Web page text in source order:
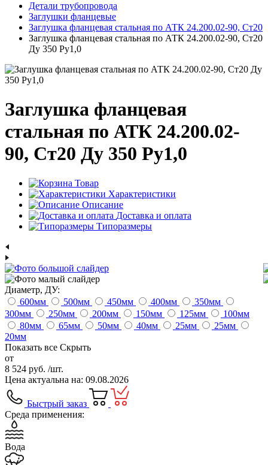
Детали трубопровода
Заглушки фланцевые
Заглушка фланцевая стальная по АТК 24.200.02-90, Ст20
Заглушка фланцевая стальная по АТК 24.200.02-90, Ст20
Ду 350 Ру1,0
Заглушка фланцевая
стальная по АТК 24.200.02-
90, Ст20 Ду 350 Ру1,0
Товар
Характеристики
Описание
Доставка и оплата
Типоразмеры
Диаметр, ДУ:
600мм 500мм 450мм 400мм 350мм
300мм 250мм 200мм 150мм 125мм 100мм
80мм 65мм 50мм 40мм 25мм 25мм
20мм
Показать все Скрыть
от
8 524 руб. /шт.
Цена актуальна на: 09.08.2026
Быстрый заказ
Среда применения:
Вода